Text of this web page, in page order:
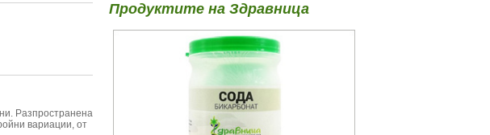
Разпространена
вариации, от
Продуктите на Здравница